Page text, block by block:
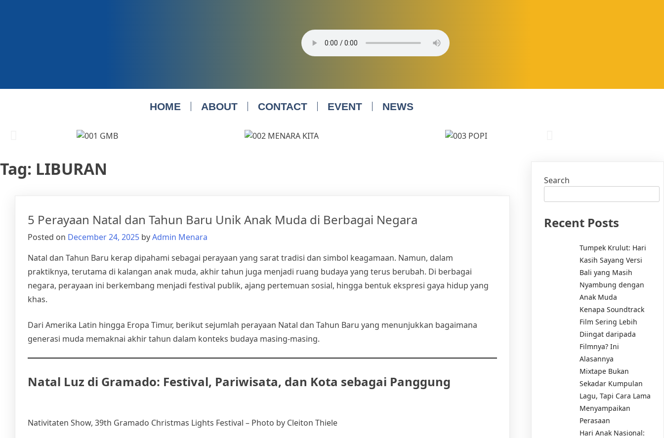
HOME ABOUT CONTACT EVENT NEWS
Tag: LIBURAN
5 Perayaan Natal dan Tahun Baru Unik Anak Muda di Berbagai Negara
Posted on December 24, 2025 byAdmin Menara
Natal dan Tahun Baru kerap dipahami sebagai perayaan yang sarat tradisi dan simbol keagamaan. Namun, dalam
praktiknya, terutama di kalangan anak muda, akhir tahun juga menjadi ruang budaya yang terus berubah. Di berbagai
negara, perayaan ini berkembang menjadi festival publik, ajang pertemuan sosial, hingga bentuk ekspresi gaya hidup yang
khas.
Dari Amerika Latin hingga Eropa Timur, berikut sejumlah perayaan Natal dan Tahun Baru yang menunjukkan bagaimana
generasi muda memaknai akhir tahun dalam konteks budaya masing-masing.
Natal Luz di Gramado: Festival, Pariwisata, dan Kota sebagai Panggung
Nativitaten Show, 39th Gramado Christmas Lights Festival – Photo by Cleiton Thiele
Search
Recent Posts
Tumpek Krulut: Hari
Kasih Sayang Versi
Bali yang Masih
Nyambung dengan
Anak Muda
Kenapa Soundtrack
Film Sering Lebih
Diingat daripada
Filmnya? Ini
Alasannya
Mixtape Bukan
Sekadar Kumpulan
Lagu, Tapi Cara Lama
Menyampaikan
Perasaan
Hari Anak Nasional: